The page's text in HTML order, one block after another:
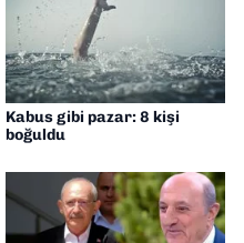
Kabus gibi pazar: 8 kişi
boğuldu